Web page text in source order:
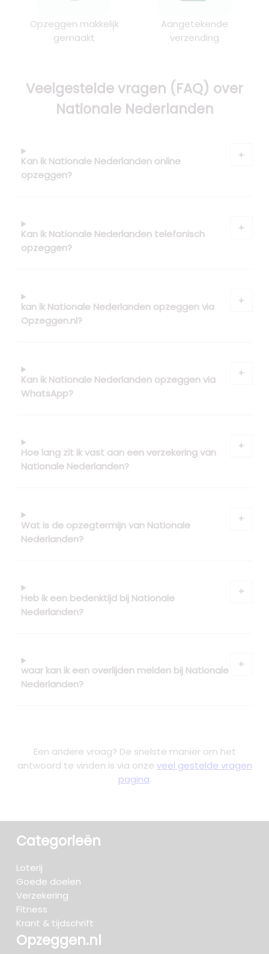
Opzeggen makkelijk
gemaakt
Aangetekende
verzending
Veelgestelde vragen (FAQ) over
Nationale Nederlanden
Kan ik Nationale Nederlanden online
opzeggen?
Kan ik Nationale Nederlanden telefonisch
opzeggen?
kan ik Nationale Nederlanden opzeggen via
Opzeggen.nl?
Kan ik Nationale Nederlanden opzeggen via
WhatsApp?
Hoe lang zit ik vast aan een verzekering van
Nationale Nederlanden?
Wat is de opzegtermijn van Nationale
Nederlanden?
Heb ik een bedenktijd bij Nationale
Nederlanden?
waar kan ik een overlijden melden bij Nationale
Nederlanden?
Een andere vraag? De snelste manier om het
antwoord te vinden is via onze veel gestelde vragen
pagina.
Categorieën
Loterij
Goede doelen
Verzekering
Fitness
Krant & tijdschrift
Opzeggen.nl